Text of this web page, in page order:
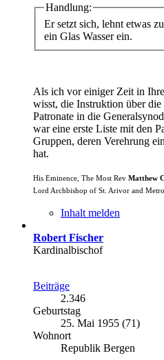
Handlung:
Er setzt sich, lehnt etwas
ein Glas Wasser ein.
Als ich vor einiger Zeit in
wisst, die Instruktion über
Patronate in die
war eine erste Liste mit den
Gruppen, deren Verehrung
hat.
His Eminence, The Most Rev Matthew
Lord Archbishop of St. Arivor and
Inhalt melden
Robert Fischer
Kardinalbischof
Beiträge
2.346
Geburtstag
25. Mai 1955 (71)
Wohnort
Republik Bergen